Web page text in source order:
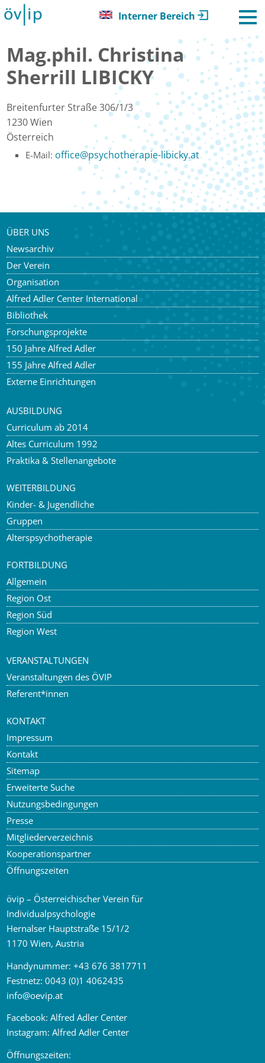
Interner Bereich
Mag.phil. Christina
Sherrill LIBICKY
Breitenfurter Straße 306/1/3
1230Wien
Österreich
E-Mail: office@psychotherapie-libicky.at
ÜBER UNS
Newsarchiv
Der Verein
Organisation
Alfred Adler Center International
Bibliothek
Forschungsprojekte
150 Jahre Alfred Adler
155 Jahre Alfred Adler
Externe Einrichtungen
AUSBILDUNG
Curriculum ab 2014
Altes Curriculum 1992
Praktika & Stellenangebote
WEITERBILDUNG
Kinder- & Jugendliche
Gruppen
Alterspsychotherapie
FORTBILDUNG
Allgemein
Region Ost
Region Süd
Region West
VERANSTALTUNGEN
Veranstaltungen des ÖVIP
Referent*innen
KONTAKT
Impressum
Kontakt
Sitemap
Erweiterte Suche
Nutzungsbedingungen
Presse
Mitgliederverzeichnis
Kooperationspartner
Öffnungszeiten
övip – Österreichischer Verein für
Individualpsychologie
Hernalser Hauptstraße 15/1/2
1170 Wien, Austria
Handynummer:+43 676 3817711
Festnetz:0043 (0)1 4062435
info@oevip.at
Facebook:Alfred Adler Center
Instagram: Alfred Adler Center
Öffnungszeiten: